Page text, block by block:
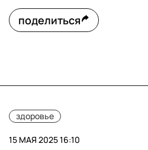
поделиться
здоровье
15 МАЯ 2025 16:10